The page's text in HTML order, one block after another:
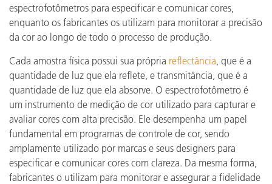
espectrofotômetros para especificar e comunicar cores,
enquanto os fabricantes os utilizam para monitorar a precisão
da cor ao longo de todo o processo de produção.
Cada amostra física possui sua própria reflectância, que é a
quantidade de luz que ela reflete, e transmitância, que é a
quantidade de luz que ela absorve. O espectrofotômetro é
um instrumento de medição de cor utilizado para capturar e
avaliar cores com alta precisão. Ele desempenha um papel
fundamental em programas de controle de cor, sendo
amplamente utilizado por marcas e seus designers para
especificar e comunicar cores com clareza. Da mesma forma,
fabricantes o utilizam para monitorar e assegurar a fidelidade